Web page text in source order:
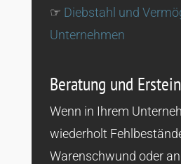
☞ Diebstahl und
Unternehmen
Beratung und
Wenn in Ihrem
wiederholt
Warenschwund oder